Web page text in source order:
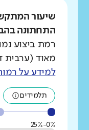
שיעור
התחתונה
רמת ביצוע
מאוד (ערבית
למידע על
תלמידים
0%-25%